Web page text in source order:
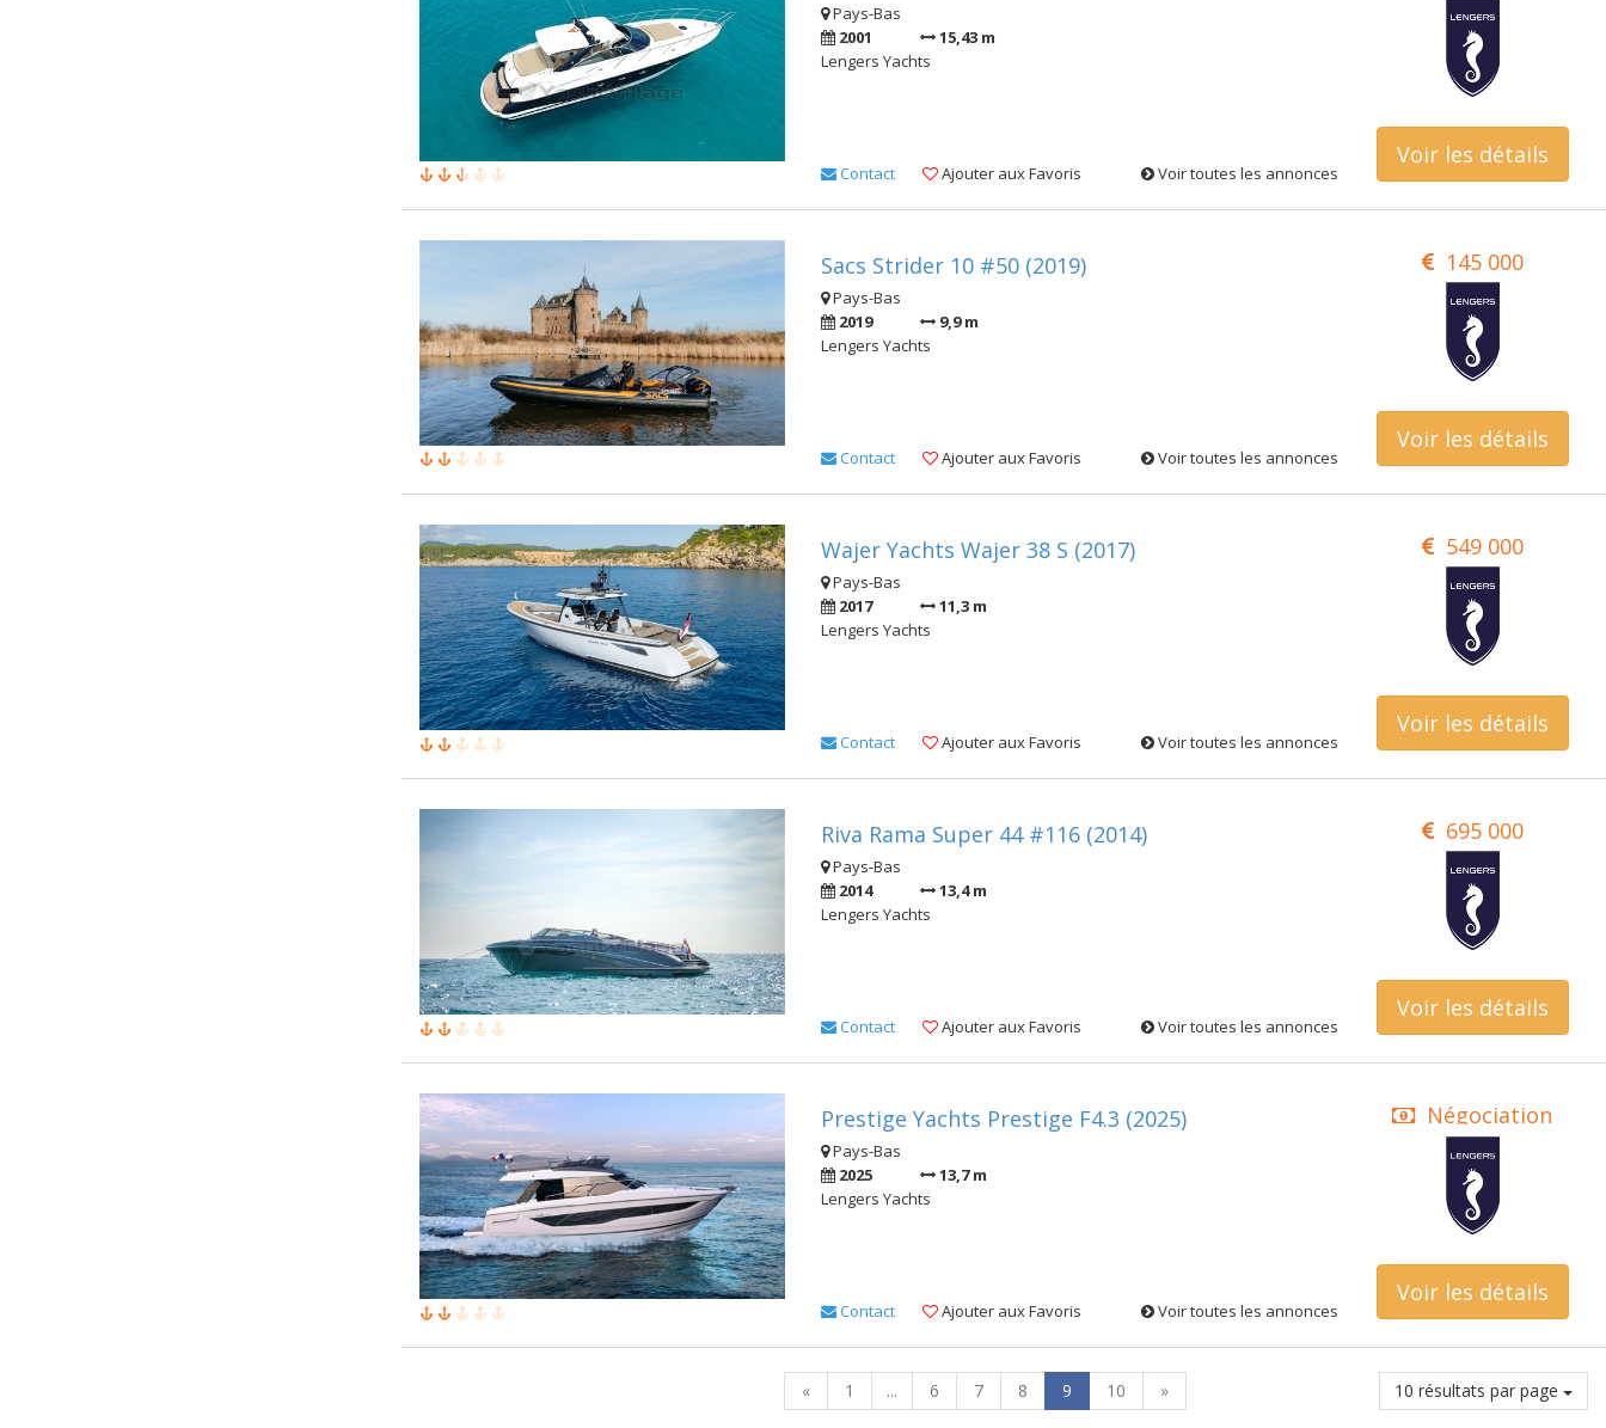
Pays-Bas
2001
15,43 m
Lengers Yachts
Contact Ajouter aux Favoris Voir toutes les annonces
Voir les détails
Sacs Strider 10 #50 (2019) 145 000
Pays-Bas
2019
9,9 m
Lengers Yachts
Contact Ajouter aux Favoris Voir toutes les annonces
Voir les détails
Wajer Yachts Wajer 38 S (2017) 549 000
Pays-Bas
2017
11,3 m
Lengers Yachts
Contact Ajouter aux Favoris Voir toutes les annonces
Voir les détails
Riva Rama Super 44 #116 (2014) 695 000
Pays-Bas
2014
13,4 m
Lengers Yachts
Contact Ajouter aux Favoris Voir toutes les annonces
Voir les détails
Prestige Yachts Prestige F4.3 (2025)
Négociation
confidentielle
Pays-Bas
2025
13,7 m
Lengers Yachts
Contact Ajouter aux Favoris Voir toutes les annonces
Voir les détails
« 1 ... 6 7 8 9 10 » 10 résultats par page